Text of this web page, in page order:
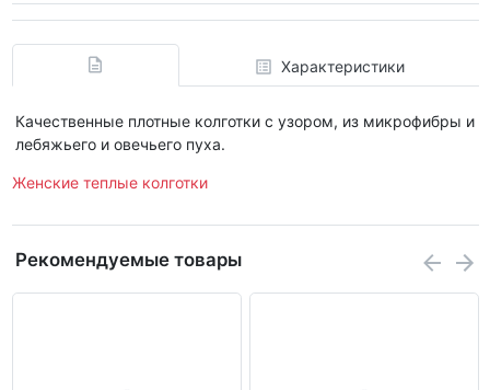
Характеристики
Качественные плотные колготки с узором, из микрофибры и
лебяжьего и овечьего пуха.
Женские теплые колготки
Рекомендуемые товары